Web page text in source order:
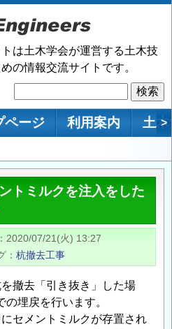
は土木学会が運営する土木技
の情報交流サイトです。
索
ページ 利用案内 土 >
トミルクを注入をした
2020/07/21(火) 13:27
杭撤去工事
撤去「引き抜き」した場
埋戻を行います。
セメントミルクが存置され